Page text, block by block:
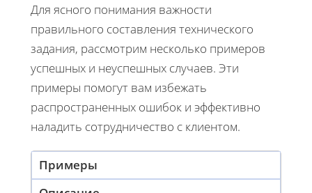
Для ясного понимания важности
правильного составления технического
задания, рассмотрим несколько примеров
успешных и неуспешных случаев. Эти
примеры помогут вам избежать
распространенных ошибок и эффективно
наладить сотрудничество с клиентом.
Примеры